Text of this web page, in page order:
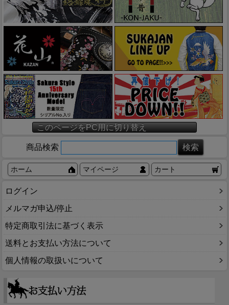
このページをPC用に切り替え
商品検索
ホーム マイページ カート
ログイン
メルマガ申込/停止
特定商取引法に基づく表示
送料とお支払い方法について
個人情報の取扱いについて